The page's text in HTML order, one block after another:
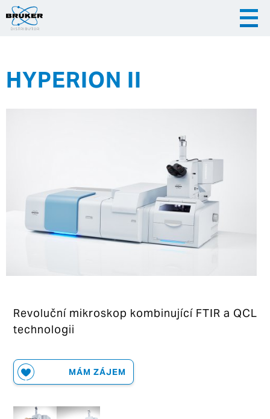
HYPERION II
Revoluční mikroskop kombinující FTIR a QCL
technologii
MÁM ZÁJEM